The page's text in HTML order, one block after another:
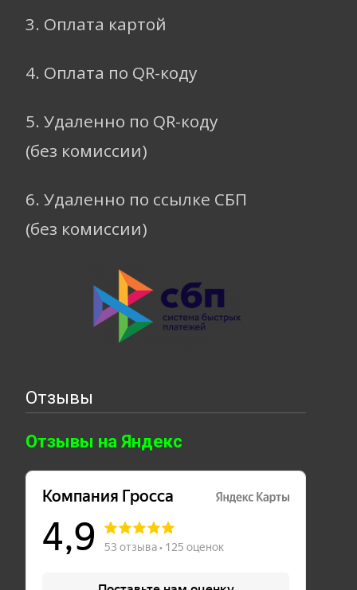
3. Оплата картой
4. Оплата по QR-коду
5. Удаленно по QR-коду
(без комиссии)
6. Удаленно по ссылке СБП
(без комиссии)
Отзывы
Отзывы на Яндекс